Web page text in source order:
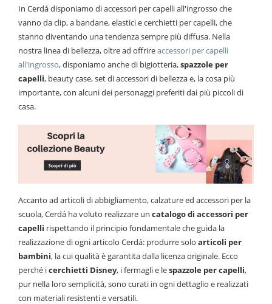
In Cerdá disponiamo di accessori per capelli all'ingrosso che
vanno da clip, a bandane, elastici e cerchietti per capelli, che
stanno diventando una tendenza sempre più diffusa. Nella
nostra linea di bellezza, oltre ad offrireaccessori per capelli
all'ingrosso, disponiamo anche di bigiotteria,spazzole per
capelli, beauty case, set di accessori di bellezza e, la cosa più
importante, con alcuni dei personaggi preferiti dai più piccoli di
casa.
Accanto ad articoli di abbigliamento, calzature ed accessori per la
scuola, Cerdá ha voluto realizzare un catalogo di accessori per
capelli rispettando il principio fondamentale che guida la
realizzazione di ogni articolo Cerdá: produrre solo articoli per
bambini, la cui qualità è garantita dalla licenza originale. Ecco
perché icerchietti Disney, i fermagli e lespazzole per capelli,
pur nella loro semplicità, sono curati in ogni dettaglio e realizzati
con materiali resistenti e versatili.